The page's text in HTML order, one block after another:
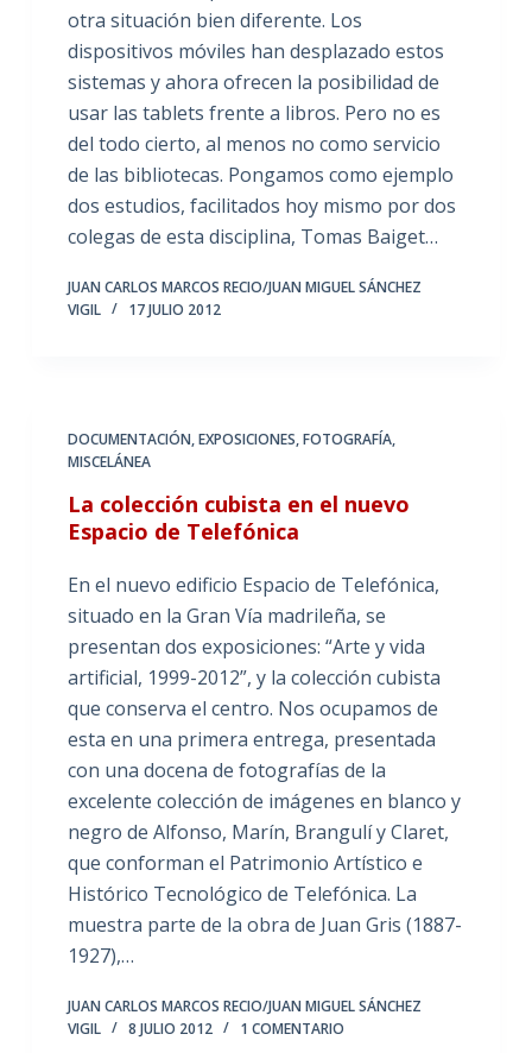
otra situación bien diferente. Los
dispositivos móviles han desplazado estos
sistemas y ahora ofrecen la posibilidad de
usar las tablets frente a libros. Pero no es
del todo cierto, al menos no como servicio
de las bibliotecas. Pongamos como ejemplo
dos estudios, facilitados hoy mismo por dos
colegas de esta disciplina, Tomas Baiget…
JUAN CARLOS MARCOS RECIO/JUAN MIGUEL SÁNCHEZ
VIGIL
17 JULIO 2012
DOCUMENTACIÓN,EXPOSICIONES,FOTOGRAFÍA,
MISCELÁNEA
La colección cubista en el nuevo
Espacio de Telefónica
En el nuevo edificio Espacio de Telefónica,
situado en la Gran Vía madrileña, se
presentan dos exposiciones: “Arte y vida
artificial, 1999-2012”, y la colección cubista
que conserva el centro. Nos ocupamos de
esta en una primera entrega, presentada
con una docena de fotografías de la
excelente colección de imágenes en blanco y
negro de Alfonso, Marín, Brangulí y Claret,
que conforman el Patrimonio Artístico e
Histórico Tecnológico de Telefónica. La
muestra parte de la obra de Juan Gris (1887-
1927),…
JUAN CARLOS MARCOS RECIO/JUAN MIGUEL SÁNCHEZ
VIGIL
8 JULIO 2012 1 COMENTARIO